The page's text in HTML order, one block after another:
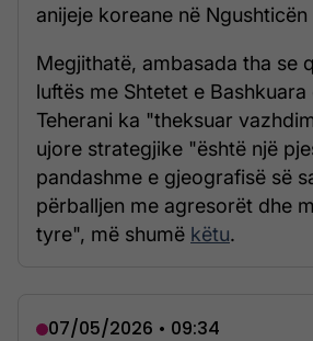
anijeje koreane në
Megjithatë, ambasada tha se
luftës me Shtetet e Bashkuara
Teherani ka "theksuar
ujore strategjike "është një
pandashme e gjeografisë së
përballjen me agresorët dhe
tyre", më shumë këtu.
07/05/2026 • 09:34